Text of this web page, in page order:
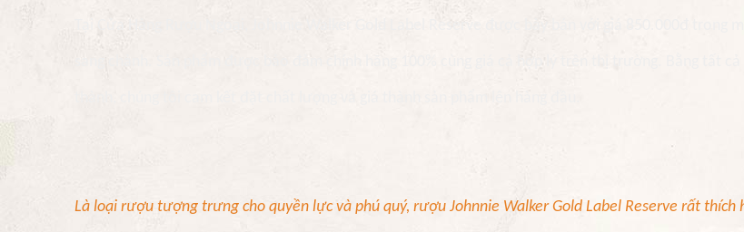
sang chảnh. Sản phẩm được bảo đảm chính hãng 100% cùng giá cả hợp lý trên thị trường. Bằng tất cả
Là loại rượu tượng trưng cho quyền lực và phú quý, rượu Johnnie Walker Gold Label Reserve rất thích